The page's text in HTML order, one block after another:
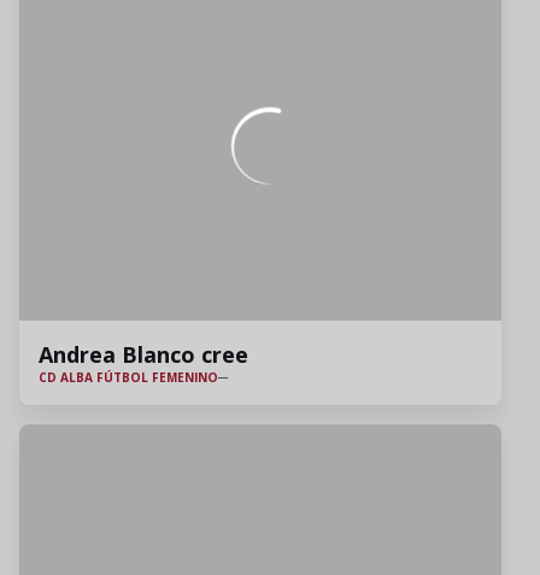
Andrea Blanco cree
CD ALBA FÚTBOL FEMENINO